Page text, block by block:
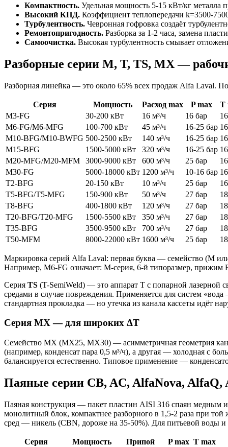
Компактность. Удельная мощность 5-15 кВт/кг металла
Высокий КПД. Коэффициент теплопередачи k=3500-
Турбулентность. Чевронная гофровка создаёт
Ремонтопригодность. Разборка за 1-2 часа, замена
Самоочистка. Высокая турбулентность смывает
Разборные серии M, T, TS, MX —
Разборная линейка — это около 65% всех продаж Alfa Laval.
Серия Мощность Расход max P max T
M3-FG
30-200 кВт 16 м³/ч 16 бар
M6-FG/M6-MFG
100-700 кВт 45 м³/ч 16-25 бар
M10-BFG/M10-BWFG 500-2500 кВт 140 м³/ч 16-25 бар
M15-BFG
1500-5000 кВт 320 м³/ч 16-25 бар
M20-MFG/M20-MFM
3000-9000 кВт 600 м³/ч 25 бар
M30-FG
5000-18000 кВт 1200 м³/ч 10-16 бар
T2-BFG
20-150 кВт 10 м³/ч 25 бар
T5-BFG/T5-MFG
150-900 кВт 50 м³/ч 27 бар
T8-BFG
400-1800 кВт 120 м³/ч 27 бар
T20-BFG/T20-MFG
1500-5500 кВт 350 м³/ч 27 бар
T35-BFG
3500-9500 кВт 700 м³/ч 27 бар
T50-MFM
8000-22000 кВт 1600 м³/ч 25 бар
Маркировка серий Alfa Laval: первая буква — семейство (M
Например, M6-FG означает: M-серия, 6-й типоразмер,
Серия TS (T-SemiWeld) — это аппарат T с попарной лазерной
средами в случае повреждения. Применяется для систем
стандартная прокладка — но утечка из канала кассеты идёт
Серия MX — для широких ΔT
Семейство MX (MX25, MX30) — асимметричная геометрия
(например, конденсат пара 0,5 м³/ч), а другая — холодная с
балансируется естественно. Типовое применение —
Паяные серии CB, AC, AlfaNova, AlfaQ,
Паяная конструкция — пакет пластин AISI 316 спаян медным
монолитный блок, компактнее разборного в 1,5-2 раза при
сред — никель (CBN, дороже на 35-50%). Для питьевой воды
Серия Мощность Припой P max T max